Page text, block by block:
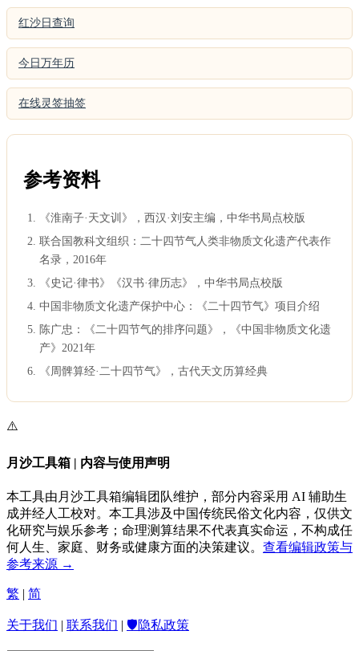
红沙日查询
今日万年历
在线灵签抽签
参考资料
《淮南子·天文训》，西汉·刘安主编，中华书局点校版
联合国教科文组织：二十四节气人类非物质文化遗产代表作
名录，2016年
《史记·律书》《汉书·律历志》，中华书局点校版
中国非物质文化遗产保护中心：《二十四节气》项目介绍
陈广忠：《二十四节气的排序问题》，《中国非物质文化遗
产》2021年
《周髀算经·二十四节气》，古代天文历算经典
⚠️
月沙工具箱 | 内容与使用声明
本工具由月沙工具箱编辑团队维护，部分内容采用 AI 辅助生
成并经人工校对。本工具涉及中国传统民俗文化内容，仅供文
化研究与娱乐参考；命理测算结果不代表真实命运，不构成任
何人生、家庭、财务或健康方面的决策建议。 查看编辑政策与
参考来源 →
繁 | 简
关于我们 | 联系我们 | 🛡️隐私政策